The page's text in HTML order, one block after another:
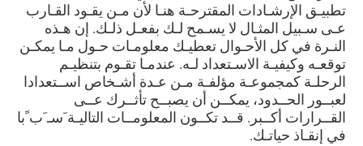
تطبيـق الإرشـادات المقترحـة هنـا لأن مـن يقـود القـارب
عـى سـبيل المثـال لا يسـمح لـك بفعـل ذلـك. إن هـذه
النـرة في كل الأحـوال تعطيـك معلومـات حـول مـا يمكـن
توقعـه وكيفيـة الاسـتعداد لـه. عندمـا تقـوم بتنظيـم
الرحلـة كمجموعـة مؤلفـة مـن عـدة أشـخاص اســتعدادا
لعبــور الحــدود، يمكــن أن يصبــح تأثــرك عــى
القــرارات أكــبر. قــد تكــون المعلومــات التاليـةَسـَبًبا
في إنقـاذ حياتـك.